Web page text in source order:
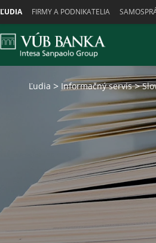
ĽUDIA FIRMY A PODNIKATELIA
Ľudia Informačný servis